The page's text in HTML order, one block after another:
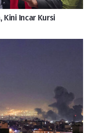
Kini Incar Kursi